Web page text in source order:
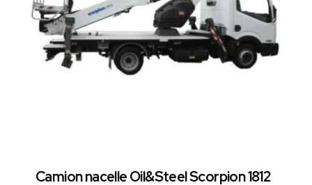
Camion nacelle Oil&Steel Scorpion 1812